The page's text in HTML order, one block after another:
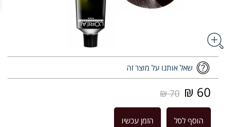
שאל אותנו על מוצר זה
60 ₪
70 ₪
הוסף לסל הזמן עכשיו